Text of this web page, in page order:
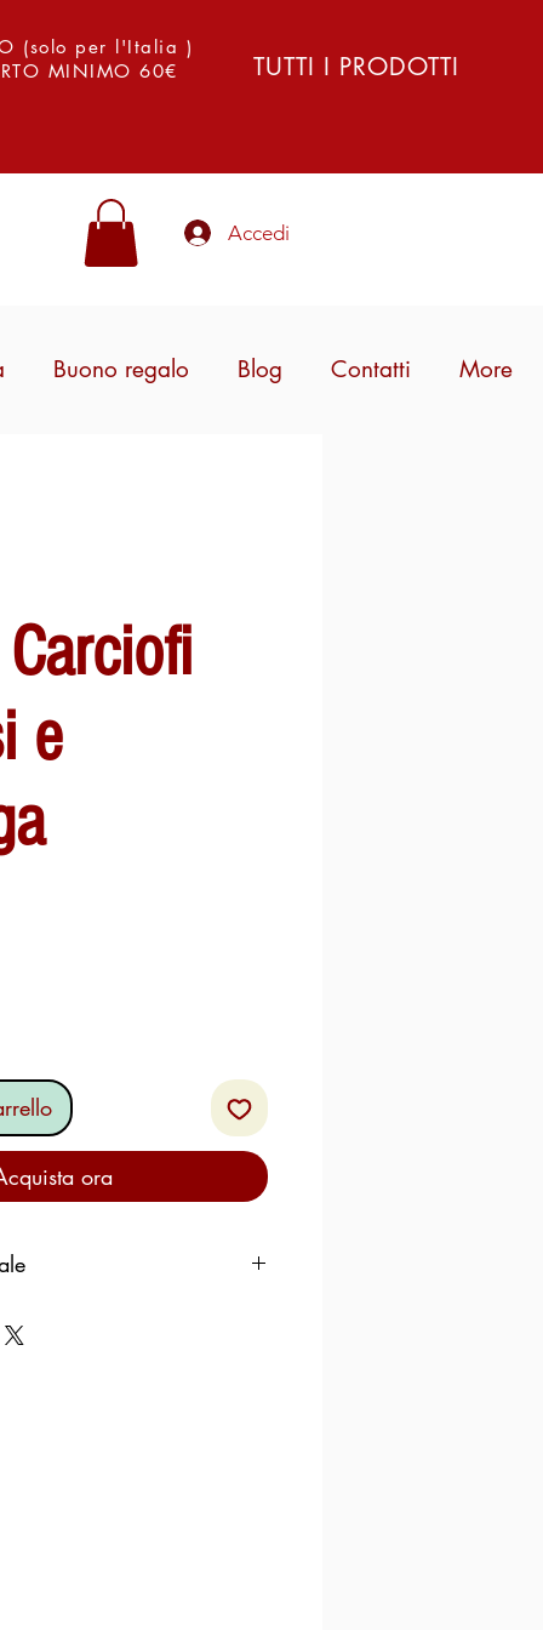
(solo per l'Italia )
MINIMO 60€
TUTTI I PRODOTTI
Accedi
Buono regalo Blog Contatti More
e
ora